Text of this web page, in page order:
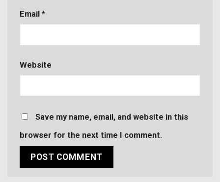
Email *
Website
Save my name, email, and website in this
browser for the next time I comment.